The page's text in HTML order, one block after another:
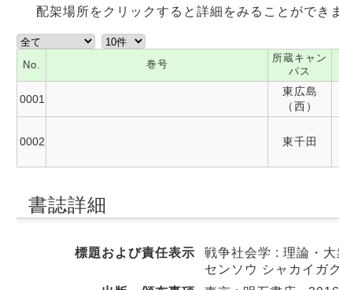
配架場所をクリックすると詳細をみることができ
No. 巻号
所蔵キャン
パス
0001
東広島
（西）
0002 東千田
書誌詳細
標題および責任表示
戦争社会学 : 理論・
センソウ シャカイガ